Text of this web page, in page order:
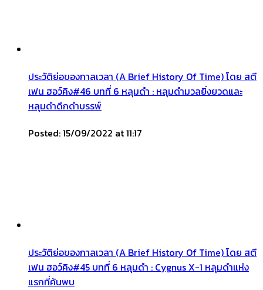
ประวัติย่อของกาลเวลา (A Brief History Of Time) โดย สตี
เฟน ฮอว์คิง#46 บทที่ 6 หลุมดำ : หลุมดำมวลยิ่งยวดและ
หลุมดำดึกดำบรรพ์
Posted: 15/09/2022 at 11:17
ประวัติย่อของกาลเวลา (A Brief History Of Time) โดย สตี
เฟน ฮอว์คิง#45 บทที่ 6 หลุมดำ : Cygnus X-1 หลุมดำแห่ง
แรกที่ค้นพบ